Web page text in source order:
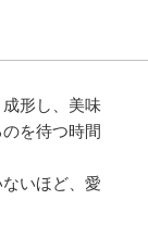
形し、美味
を待つ時間
いほど、愛